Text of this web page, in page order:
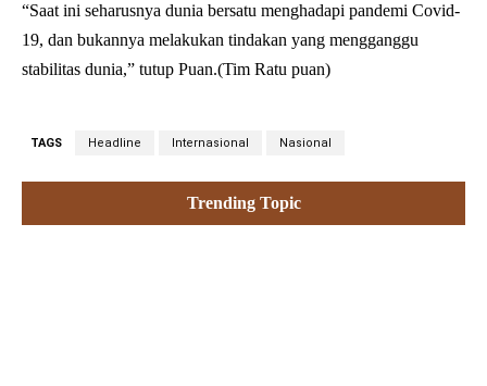
“Saat ini seharusnya dunia bersatu menghadapi pandemi Covid-
19, dan bukannya melakukan tindakan yang mengganggu
stabilitas dunia,” tutup Puan.(Tim Ratu puan)
TAGS Headline Internasional Nasional
Trending Topic